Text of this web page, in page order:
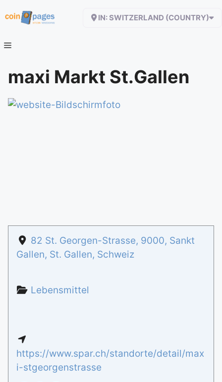
Inhalt
IN: SWITZERLAND (COUNTRY)
maxi Markt St.Gallen
82 St. Georgen-Strasse, 9000, Sankt
Gallen, St. Gallen, Schweiz
Lebensmittel
https://www.spar.ch/standorte/detail/max
i-stgeorgenstrasse